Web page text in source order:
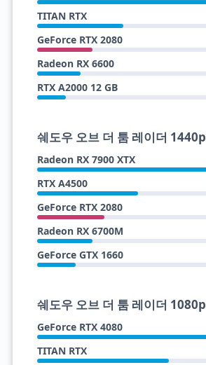
TITAN RTX
GeForce RTX 2080
Radeon RX 6600
RTX A2000 12 GB
쉐도우 오브 더 툼 레이더 1440p
Radeon RX 7900 XTX
RTX A4500
GeForce RTX 2080
Radeon RX 6700M
GeForce GTX 1660
쉐도우 오브 더 툼 레이더 1080p
GeForce RTX 4080
TITAN RTX